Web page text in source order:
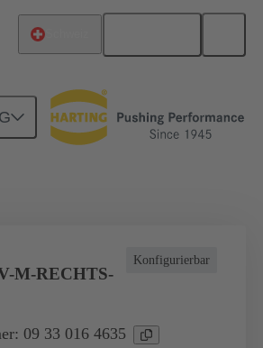
Anwendungsfälle Anschlussverteiler
Konfigurierbar
M-RECHTS-
09 33 016 4635